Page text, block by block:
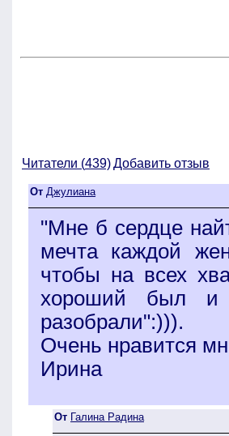
Читатели (439)Добавить отзыв
От Джулиана
"Мне б сердце
мечта каждой
чтобы на всех
хороший был и
разобрали":))).
Очень нравится
Ирина
От Галина Радина